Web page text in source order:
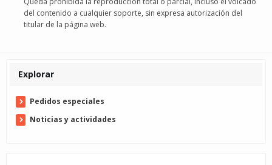
del contenido a cualquier soporte, sin expresa autorización del
titular de la página web.
Explorar
Pedidos especiales
Noticias y actividades